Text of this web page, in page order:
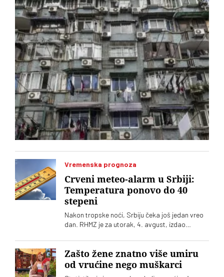
Vremenska prognoza
Crveni meteo-alarm u Srbiji:
Temperatura ponovo do 40
stepeni
Nakon tropske noći, Srbiju čeka još jedan vreo
dan. RHMZ je za utorak, 4. avgust, izdao
toplotnog talasa nam tek predstoji
Zašto žene znatno više umiru
od vrućine nego muškarci